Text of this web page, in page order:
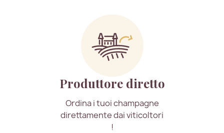
Produttore diretto
Ordina i tuoi champagne
direttamente dai viticoltori
!